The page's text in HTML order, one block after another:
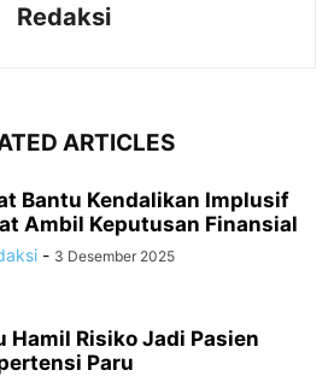
Redaksi
ARTICLES
Bantu Kendalikan Implusif
Ambil Keputusan Finansial
- 3 Desember 2025
Hamil Risiko Jadi Pasien
Paru